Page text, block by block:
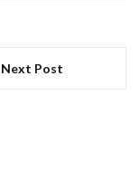
Next Post